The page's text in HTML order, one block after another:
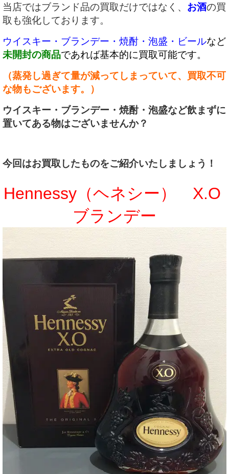
当店ではブランド品の買取だけではなく、 お酒の買
取も強化しております。
ウイスキー・ブランデー・焼酎・泡盛・ビールなど
未開封の商品であれば基本的に買取可能です。
（蒸発し過ぎて量が減ってしまっていて、買取不可
な物もございます。）
ウイスキー・ブランデー・焼酎・泡盛など飲まずに
置いてある物はございませんか？
今回はお買取したものをご紹介いたしましょう！
Hennessy（ヘネシー） X.O
ブランデー